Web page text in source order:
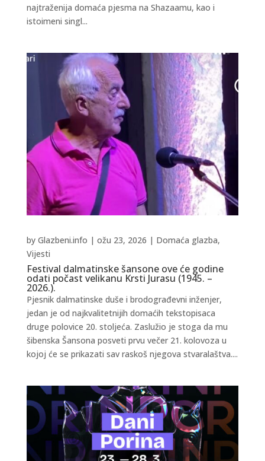
najtraženija domaća pjesma na Shazaamu, kao i
istoimeni singl...
Festival dalmatinske šansone ove će godine
odati počast velikanu Krsti Jurasu (1945. –
2026.).
by Glazbeni.info | ožu 23, 2026 | Domaća glazba,
Vijesti
Pjesnik dalmatinske duše i brodograđevni inženjer,
jedan je od najkvalitetnijih domaćih tekstopisaca
druge polovice 20. stoljeća. Zaslužio je stoga da mu
šibenska Šansona posveti prvu večer 21. kolovoza u
kojoj će se prikazati sav raskoš njegova stvaralaštva....